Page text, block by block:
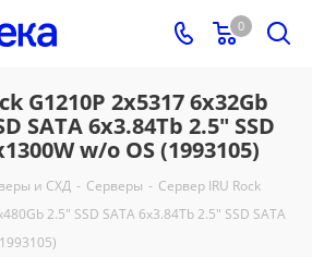
0
G1210P 2x5317 6x32Gb
SATA 6x3.84Tb 2.5" SSD
w/o OS (1993105)
и СХД - Серверы - Сервер IRU Rock
2.5" SSD SATA 6x3.84Tb 2.5" SSD SATA